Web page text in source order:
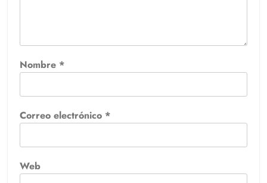
Nombre *
Correo electrónico *
Web